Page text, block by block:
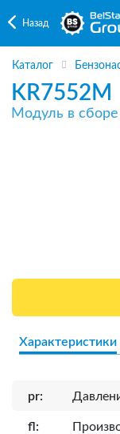
Назад
Каталог
KR7552M
Модуль в
Характеристики
pr:
fl: